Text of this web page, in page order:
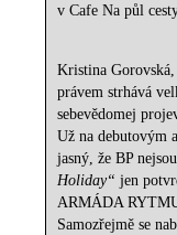
v Cafe Na půl
Kristina
právem strhává
sebevědomej
Už na debutovým
jasný, že BP
Holiday“ jen
ARMÁDA
Samozřejmě se